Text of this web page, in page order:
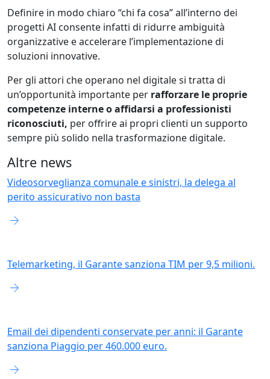
Definire in modo chiaro “chi fa cosa” all’interno dei
progetti AI consente infatti di ridurre ambiguità
organizzative e accelerare l’implementazione di
soluzioni innovative.
Per gli attori che operano nel digitale si tratta di
un’opportunità importante per rafforzare le proprie
competenze interneo affidarsi a professionisti
riconosciuti, per offrire ai propri clienti un supporto
sempre più solido nella trasformazione digitale.
Altre news
Videosorveglianza comunale e sinistri, la delega al
perito assicurativo non basta
arrow_forward
Telemarketing, il Garante sanziona TIM per 9,5 milioni.
arrow_forward
Email dei dipendenti conservate per anni: il Garante
sanziona Piaggio per 460.000 euro.
arrow_forward